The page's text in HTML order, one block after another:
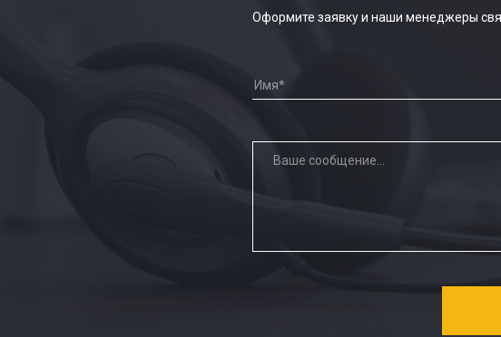
Оформите заявку и наши менеджеры